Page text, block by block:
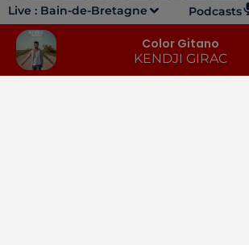
Live : Bain-de-Bretagne Podcasts
Color Gitano
KENDJI GIRAC